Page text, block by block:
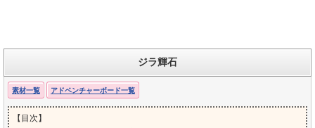
ジラ輝石
素材一覧 アドベンチャーボード一覧
【目次】